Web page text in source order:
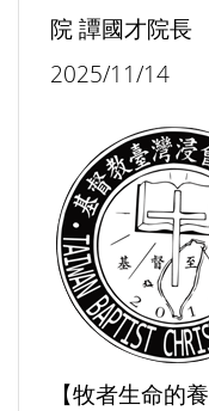
院 譚國才院長
2025/11/14
【牧者生命的